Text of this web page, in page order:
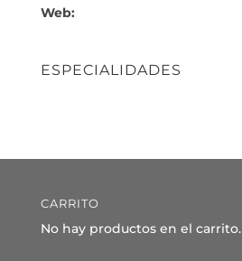
Web:
ESPECIALIDADES
CARRITO
No hay productos en el carrito.